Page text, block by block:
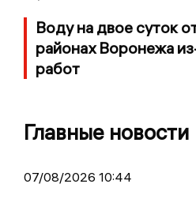
Воду на двое суток
районах Воронежа
работ
Главные новости
07/08/2026 10:44